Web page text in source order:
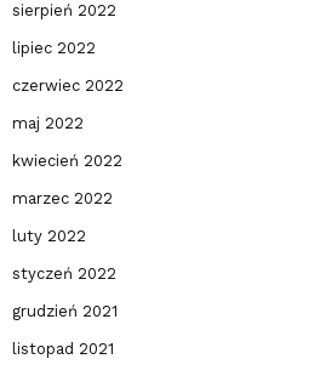
sierpień 2022
lipiec 2022
czerwiec 2022
maj 2022
kwiecień 2022
marzec 2022
luty 2022
styczeń 2022
grudzień 2021
listopad 2021